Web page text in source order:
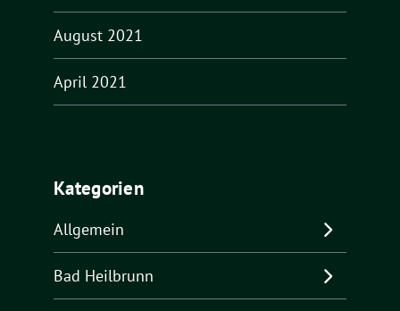
August 2021
April 2021
Kategorien
Allgemein
Bad Heilbrunn